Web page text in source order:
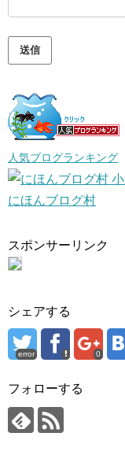
人気ブログランキング
にほんブログ村
スポンサーリンク
シェアする
error 0
フォローする